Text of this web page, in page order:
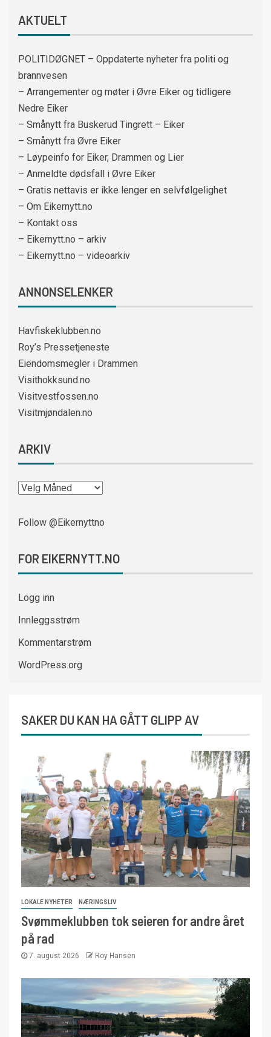
AKTUELT
POLITIDØGNET – Oppdaterte nyheter fra politi og
brannvesen
– Arrangementer og møter i Øvre Eiker og tidligere
Nedre Eiker
– Smånytt fra Buskerud Tingrett – Eiker
– Smånytt fra Øvre Eiker
– Løypeinfo for Eiker, Drammen og Lier
– Anmeldte dødsfall i Øvre Eiker
– Gratis nettavis er ikke lenger en selvfølgelighet
– Om Eikernytt.no
– Kontakt oss
– Eikernytt.no – arkiv
– Eikernytt.no – videoarkiv
ANNONSELENKER
Havfiskeklubben.no
Roy’s Pressetjeneste
Eiendomsmegler i Drammen
Visithokksund.no
Visitvestfossen.no
Visitmjøndalen.no
ARKIV
Follow @Eikernyttno
FOR EIKERNYTT.NO
Logg inn
Innleggsstrøm
Kommentarstrøm
WordPress.org
SAKER DU KAN HA GÅTT GLIPP AV
LOKALE NYHETER NÆRINGSLIV
Svømmeklubben tok seieren for andre året
på rad
7. august 2026 Roy Hansen